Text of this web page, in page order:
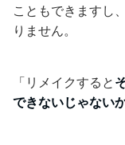
こともできますし
りません。
「リメイクすると
できないじゃない